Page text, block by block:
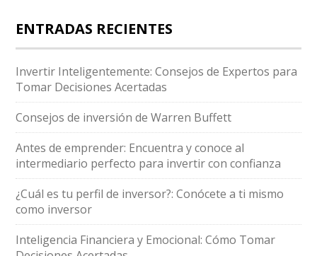
ENTRADAS RECIENTES
Invertir Inteligentemente: Consejos de Expertos para
Tomar Decisiones Acertadas
Consejos de inversión de Warren Buffett
Antes de emprender: Encuentra y conoce al
intermediario perfecto para invertir con confianza
¿Cuál es tu perfil de inversor?: Conócete a ti mismo
como inversor
Inteligencia Financiera y Emocional: Cómo Tomar